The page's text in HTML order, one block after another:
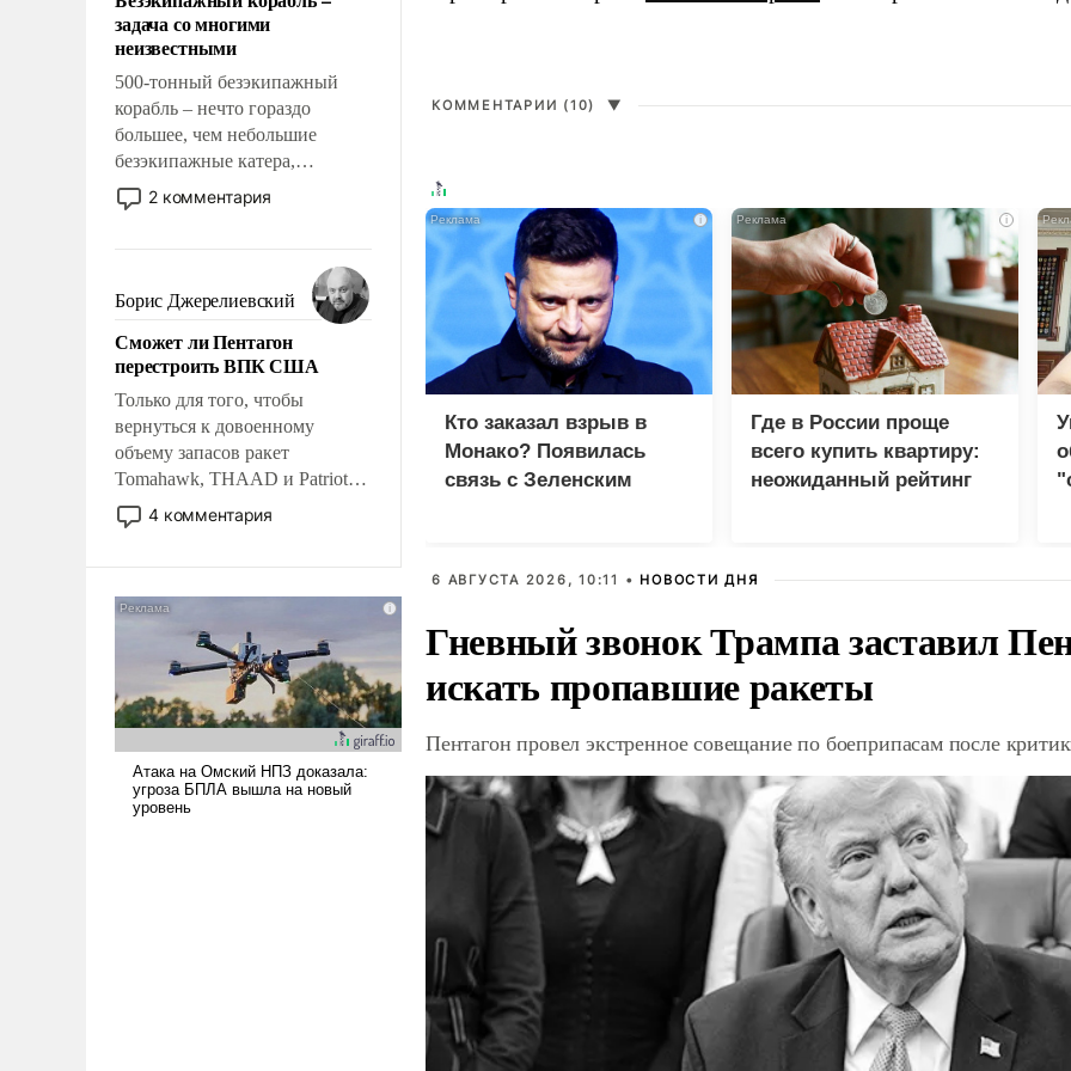
адаптироваться.
задача со многими
неизвестными
500-тонный безэкипажный
корабль – нечто гораздо
большее, чем небольшие
безэкипажные катера,
применение которых уже
стало обыденностью. Задача по
сложна и амбициозна. Однако
и ее реализация радикально
поднимет наши боевые
возможности.
2 комментария
Борис Джерелиевский
Сможет ли Пентагон
перестроить ВПК США
Только для того, чтобы
вернуться к довоенному
объему запасов ракет
Tomahawk, THAAD и Patriot
США потребуется более трех
лет. Даже небольшая война с
Сложившаяся ситуация
означает многолетний период
уязвимости США, например,
перед Китаем.
4 комментария
КОММЕНТАРИИ (10) ▼
i
Кто заказал взрыв в
Монако? Появилась
связь с Зеленским
i
Где в России проще
всего купить квартиру:
неожиданный рейтинг
6 АВГУСТА 2026, 10:11 • НОВОСТИ ДНЯ
Гневный звонок Трампа заставил
искать пропавшие ракеты
Пентагон провел экстренное совещание по боеприпасам после